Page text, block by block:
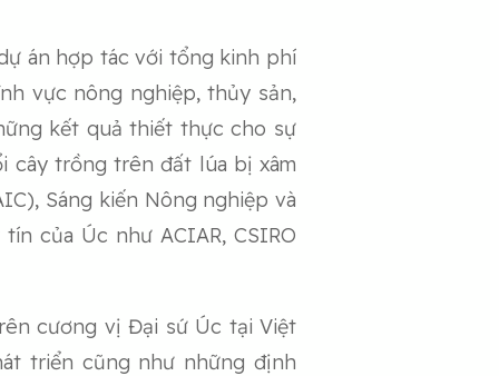
án hợp tác với tổng kinh phí
vực nông nghiệp, thủy sản,
kết quả thiết thực cho sự
cây trồng trên đất lúa bị xâm
Sáng kiến Nông nghiệp và
của Úc như ACIAR, CSIRO
cương vị Đại sứ Úc tại Việt
triển cũng như những định